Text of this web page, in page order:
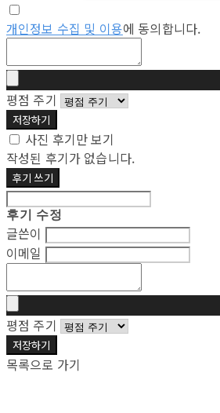
개인정보 수집 및 이용에 동의합니다.
평점 주기
저장하기
사진 후기만 보기
작성된 후기가 없습니다.
후기 쓰기
후기 수정
글쓴이
이메일
평점 주기
저장하기
목록으로 가기